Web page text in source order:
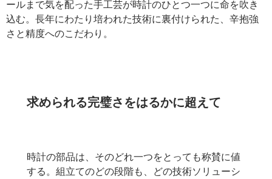
ールまで気を配った手工芸が時計のひとつ一つに命を吹き
込む。長年にわたり培われた技術に裏付けられた、辛抱強
さと精度へのこだわり。
求められる完璧さをはるかに超えて
時計の部品は、そのどれ一つをとっても称賛に値
する。組立てのどの段階も、どの技術ソリューシ